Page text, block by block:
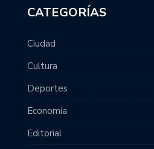
CATEGORÍAS
Ciudad
Cultura
Deportes
Economía
Editorial